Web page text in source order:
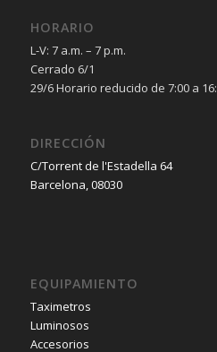
HORARIO
L-V: 7 a.m. – 7 p.m.
Cerrado 6/1
29/6 Horario reducido de 7:00 a
DIRECCIÓN
C/Torrent de l'Estadella 64
Barcelona, 08030
EQUIPAMIENTO
Taximetros
Luminosos
Accesorios